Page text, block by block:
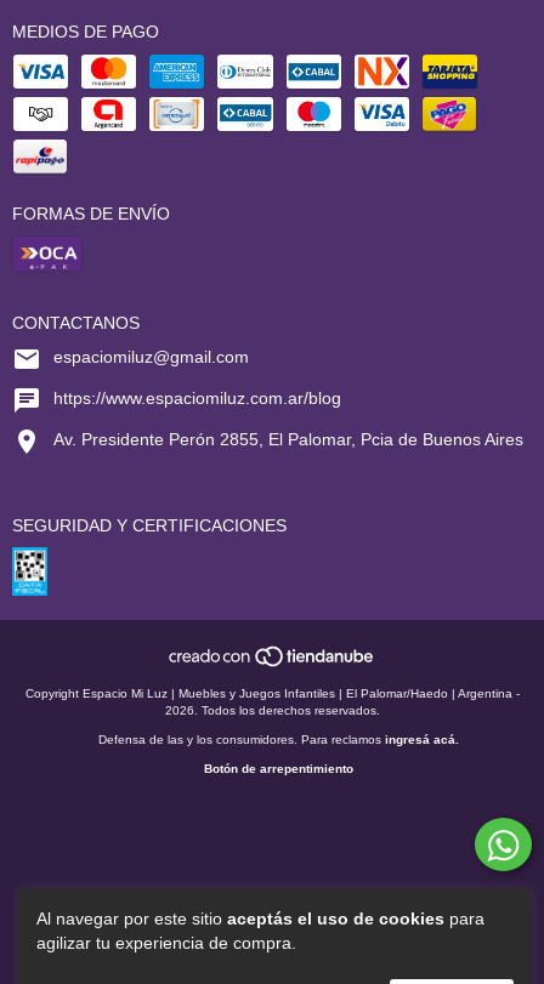
Al navegar por este sitio aceptás el uso de cookies para
agilizar tu experiencia de compra.
MEDIOS DE PAGO
FORMAS DE ENVÍO
CONTACTANOS
espaciomiluz@gmail.com
https://www.espaciomiluz.com.ar/blog
Av. Presidente Perón 2855, El Palomar, Pcia de Buenos Aires
SEGURIDAD Y CERTIFICACIONES
Copyright Espacio Mi Luz | Muebles y Juegos Infantiles | El Palomar/Haedo | Argentina -
2026. Todos los derechos reservados.
Defensa de las y los consumidores. Para reclamos ingresá acá.
Botón de arrepentimiento